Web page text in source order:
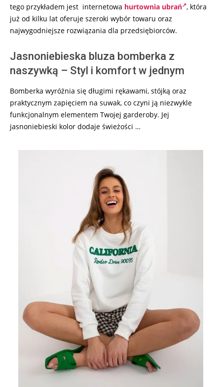
tego przykładem jest internetowa hurtownia ubrań , która
już od kilku lat oferuje szeroki wybór towaru oraz
najwygodniejsze rozwiązania dla przedsiębiorców.
Jasnoniebieska bluza bomberka z
naszywką – Styl i komfort w jednym
Bomberka wyróżnia się długimi rękawami, stójką oraz
praktycznym zapięciem na suwak, co czyni ją niezwykle
funkcjonalnym elementem Twojej garderoby. Jej
jasnoniebieski kolor dodaje świeżości …